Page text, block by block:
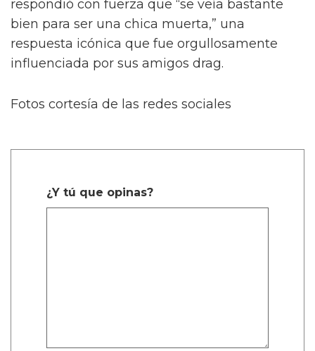
respondió con fuerza que “se veía bastante
bien para ser una chica muerta,” una
respuesta icónica que fue orgullosamente
influenciada por sus amigos drag.
Fotos cortesía de las redes sociales
¿Y tú que opinas?